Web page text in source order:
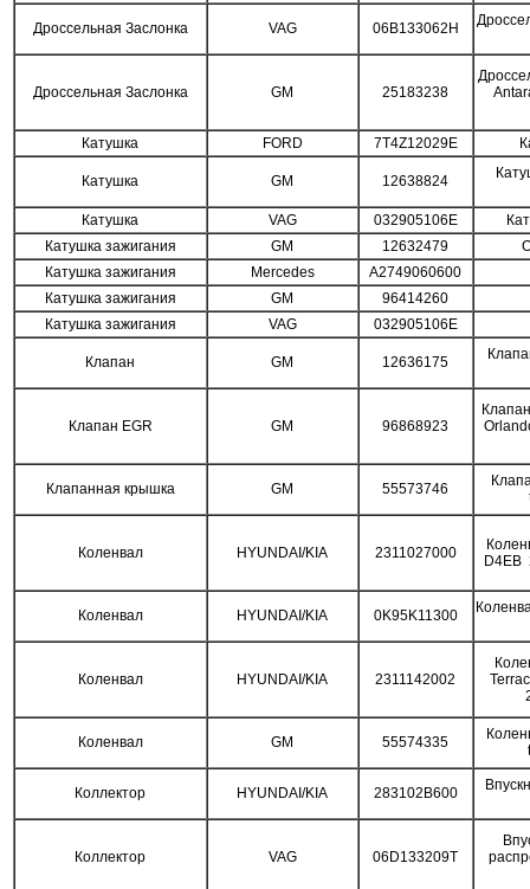
Дроссельная Заслонка VAG 06B133062H
Дроссельная Заслонка GM 25183238
Катушка FORD 7T4Z12029E
Катушка GM 12638824
Катушка VAG 032905106E
Катушка зажигания
GM 12632479
Катушка зажигания
Mercedes
A2749060600
Катушка зажигания
GM
96414260
Катушка зажигания
VAG 032905106E
Клапан GM 12636175
Клапан EGR GM 96868923
Клапанная крышка GM 55573746
Коленвал HYUNDAI/KIA 2311027000
D4EB
Коленвал HYUNDAI/KIA 0K95K11300
Коленвал HYUNDAI/KIA 2311142002
Коленвал GM 55574335
Коллектор HYUNDAI/KIA 283102B600
Коллектор VAG 06D133209T